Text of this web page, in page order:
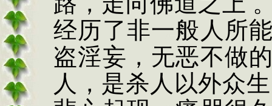
经历了非一般人所
盗淫妄 ， 无恶不做
人 ， 是杀人以外众